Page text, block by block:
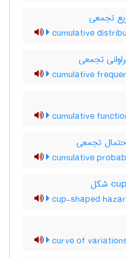
تجمعی
cumulative
تجمعی
cumulative
cumulative
تجمعی
cumulative
cup-shaped
curve of